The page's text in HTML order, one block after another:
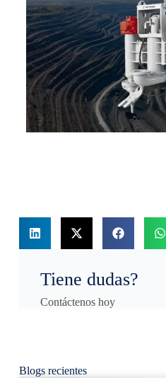
Tiene dudas?
Contáctenos hoy
Blogs recientes